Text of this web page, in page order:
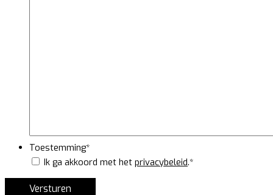
Toestemming*
Ik ga akkoord met het privacybeleid.*